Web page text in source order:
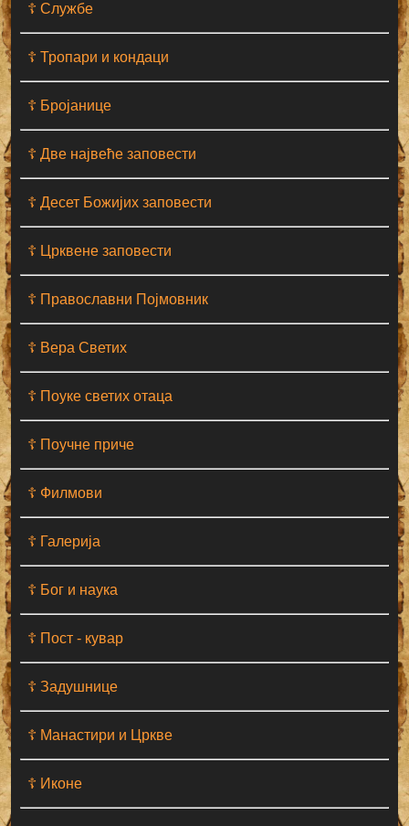
☦ Службе
☦ Тропари и кондаци
☦ Бројанице
☦ Две највеће заповести
☦ Десет Божијих заповести
☦ Црквене заповести
☦ Православни Појмовник
☦ Вера Светих
☦ Поуке светих отаца
☦ Поучне приче
☦ Филмови
☦ Галерија
☦ Бог и наука
☦ Пост - кувар
☦ Задушнице
☦ Манастири и Цркве
☦ Иконе